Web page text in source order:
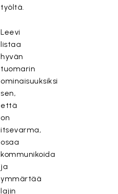
työltä.
Leevi
listaa
hyvän
tuomarin
ominaisuuksiksi
sen,
että
on
itsevarma,
osaa
kommunikoida
ja
ymmärtää
lajin